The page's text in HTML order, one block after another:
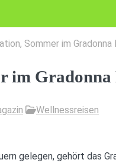
Sommer im
im
Wellnessreisen
gelegen, gehört das